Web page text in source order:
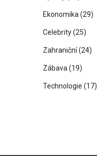
Ekonomika (29)
Celebrity(25)
Zahraniční(24)
Zábava (19)
Technologie (17)